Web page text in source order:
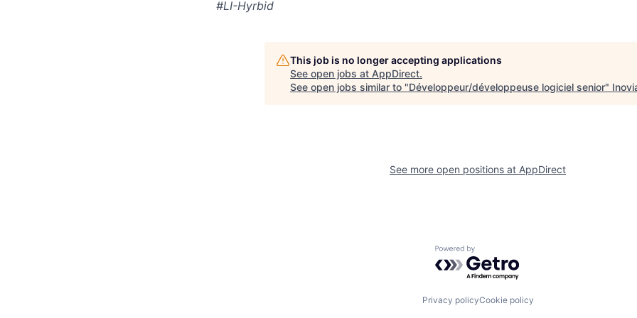
#LI-Hyrbid
This job is no longer accepting applications
See open jobs at AppDirect.
See open jobs similar to "Développeur/développeuse logiciel senior"
See more open positions at AppDirect
Powered by Getro.com
Privacy policyCookie policy